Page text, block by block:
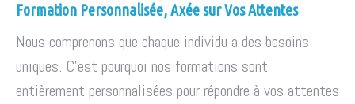
Formation Personnalisée, Axée sur Vos Attentes
Nous comprenons que chaque individu a des besoins
uniques. C'est pourquoi nos formations sont
entièrement personnalisées pour répondre à vos attentes